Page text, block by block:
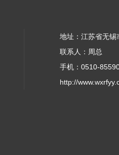
地址：江苏省无
联系人：周总
手机：0510-
http://